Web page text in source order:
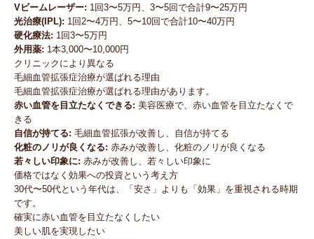
Vビームレーザー: 1回3〜5万円、3〜5回で合計9〜25万円
光治療(IPL): 1回2〜4万円、5〜10回で合計10〜40万円
硬化療法: 1回3〜5万円
外用薬: 1本3,000〜10,000円
クリニックにより異なる
毛細血管拡張症治療が選ばれる理由
毛細血管拡張症治療が選ばれる理由があります。
赤い血管を目立たなくできる: 美容医療で、赤い血管を目立たなくで
きる
自信が持てる: 毛細血管拡張が改善し、自信が持てる
化粧のノリが良くなる: 赤みが改善し、化粧のノリが良くなる
若々しい印象に: 赤みが改善し、若々しい印象に
価格ではなく効果への投資という考え方
30代〜50代という年代は、「安さ」よりも「効果」を重視される時期
です。
確実に赤い血管を目立たなくしたい
美しい肌を実現したい